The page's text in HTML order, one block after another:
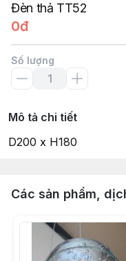
Đèn thả TT52
0đ
Số lượng
Mô tả chi tiết
D200 x H180
Các sản phẩm,